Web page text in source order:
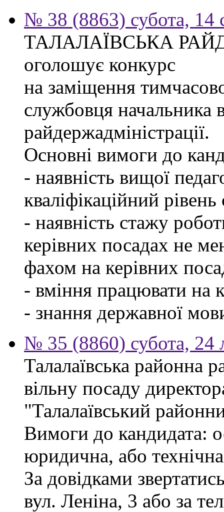
№ 38 (8863) субота, 14
ТАЛАЛАЇВСЬКА
оголошує конкурс
на заміщення
службовця начальника
райдержадміністрації.
Основні вимоги до
- наявність вищої
кваліфікаційний рівень
- наявність стажу
керівних посадах не
фахом на керівних
- вміння працювати на
- знання державної
№ 35 (8860) субота, 24
Талалаївська районна
вільну посаду
"Талалаївський
Вимоги до кандидата:
юридична, або
За довідками
вул. Леніна, 3 або за